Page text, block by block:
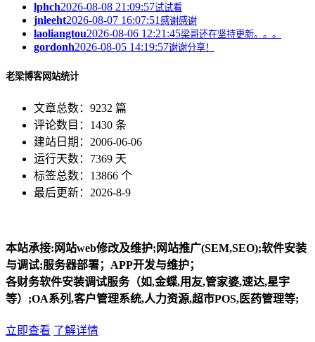
lphch2026-08-08 21:09:57试试看
jnleeht2026-08-07 16:07:51 感谢感谢
laoliangtou2026-08-06 12:21:45梁哥还在坚持更新。。。
gordonh2026-08-05 14:19:57谢谢分享！
老梁博客网站统计
文章总数：9232 篇
评论数目：1430 条
建站日期：2006-06-06
运行天数：7369 天
标签总数：13866 个
最后更新：2026-8-9
本站承接:网站web修改及维护;网站推广(SEM,SEO);软件安装
与调试;服务器部署；APP开发与维护；
各财务软件安装调试服务（如,金蝶,用友,管家婆,速达,星宇
等）;OA系列,客户管理系统,人力资源,超市POS,医药管理等;
立即查看 了解详情